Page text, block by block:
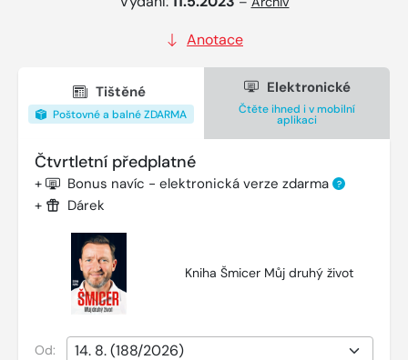
Anotace
Tištěné
Poštovné a balné ZDARMA
Elektronické
Čtěte ihned i v mobilní
aplikaci
Čtvrtletní předplatné
+ Bonus navíc - elektronická verze zdarma ?
+ Dárek
Kniha Šmicer Můj druhý život
Od: